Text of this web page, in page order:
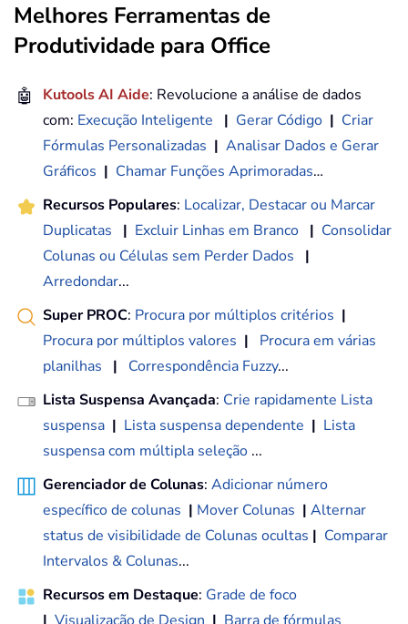
Melhores Ferramentas de
Produtividade para Office
🤖 Kutools AI Aide: Revolucione a análise de dados
com: Execução Inteligente | Gerar Código | Criar
Fórmulas Personalizadas | Analisar Dados e Gerar
Gráficos | Chamar Funções Aprimoradas…
Recursos Populares: Localizar, Destacar ou Marcar
Duplicatas
| Excluir Linhas em Branco | Consolidar
Colunas ou Células sem Perder Dados
|
Arredondar...
Super PROC: Procura por múltiplos critérios |
Procura por múltiplos valores |
Procura em várias
planilhas
| Correspondência Fuzzy...
Lista Suspensa Avançada: Crie rapidamente Lista
suspensa | Lista suspensa dependente | Lista
suspensa com múltipla seleção ...
Gerenciador de Colunas: Adicionar número
específico de colunas | Mover Colunas | Alternar
status de visibilidade de Colunas ocultas | Comparar
Intervalos & Colunas...
Recursos em Destaque: Grade de foco